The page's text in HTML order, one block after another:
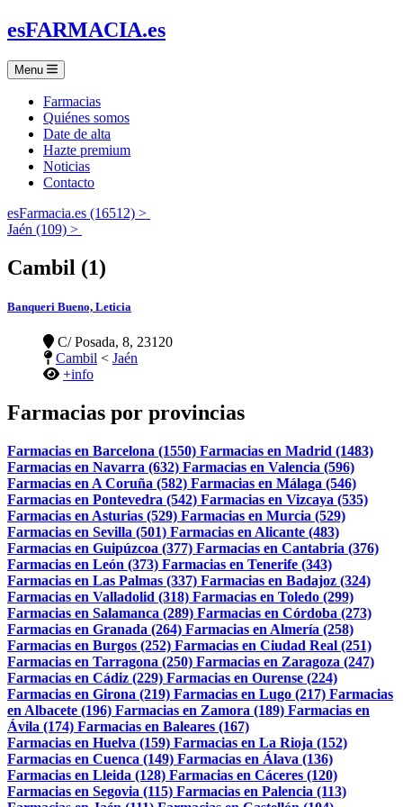
esFARMACIA.es
Menu
Farmacias
Quiénes somos
Date de alta
Hazte premium
Noticias
Contacto
esFarmacia.es (16512) >
Jaén (109) >
Cambil (1)
Banqueri Bueno, Leticia
C/ Posada, 8, 23120
Cambil < Jaén
+info
Farmacias por provincias
Farmacias en Barcelona (1550) Farmacias en Madrid (1483)
Farmacias en Navarra (632) Farmacias en Valencia (596)
Farmacias en A Coruña (582) Farmacias en Málaga (546)
Farmacias en Pontevedra (542) Farmacias en Vizcaya (535)
Farmacias en Asturias (529) Farmacias en Murcia (529)
Farmacias en Sevilla (501) Farmacias en Alicante (483)
Farmacias en Guipúzcoa (377) Farmacias en Cantabria (376)
Farmacias en León (373) Farmacias en Tenerife (343)
Farmacias en Las Palmas (337) Farmacias en Badajoz (324)
Farmacias en Valladolid (318) Farmacias en Toledo (299)
Farmacias en Salamanca (289) Farmacias en Córdoba (273)
Farmacias en Granada (264) Farmacias en Almería (258)
Farmacias en Burgos (252) Farmacias en Ciudad Real (251)
Farmacias en Tarragona (250) Farmacias en Zaragoza (247)
Farmacias en Cádiz (229) Farmacias en Ourense (224)
Farmacias en Girona (219) Farmacias en Lugo (217) Farmacias
en Albacete (196) Farmacias en Zamora (189) Farmacias en
Ávila (174) Farmacias en Baleares (167)
Farmacias en Huelva (159) Farmacias en La Rioja (152)
Farmacias en Cuenca (149) Farmacias en Álava (136)
Farmacias en Lleida (128) Farmacias en Cáceres (120)
Farmacias en Segovia (115) Farmacias en Palencia (113)